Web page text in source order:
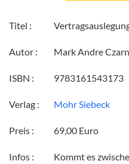
Titel :
Autor : Mark Andre
ISBN : 9783161543173
Verlag : Mohr Siebeck
Preis : 69,00 Euro
Infos :
Kommt es